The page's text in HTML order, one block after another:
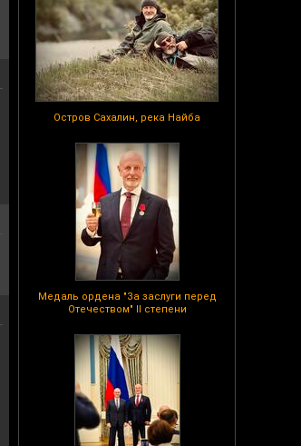
Остров Сахалин, река Найба
Медаль ордена "За заслуги перед
Отечеством" II степени